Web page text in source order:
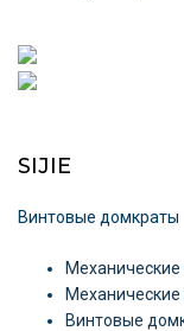
SIJIE
Винтовые домкраты
Винтовые